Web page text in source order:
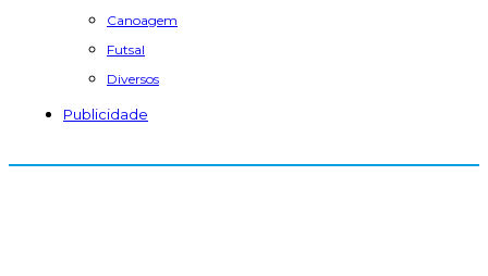
Canoagem
Futsal
Diversos
Publicidade